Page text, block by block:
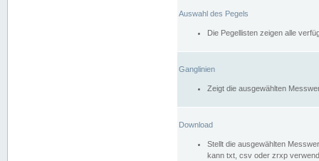
Auswahl des Pegels
Die Pegellisten zeigen alle
Ganglinien
Zeigt die ausgewählten
Download
Stellt die ausgewählten
kann txt, csv oder zrxp